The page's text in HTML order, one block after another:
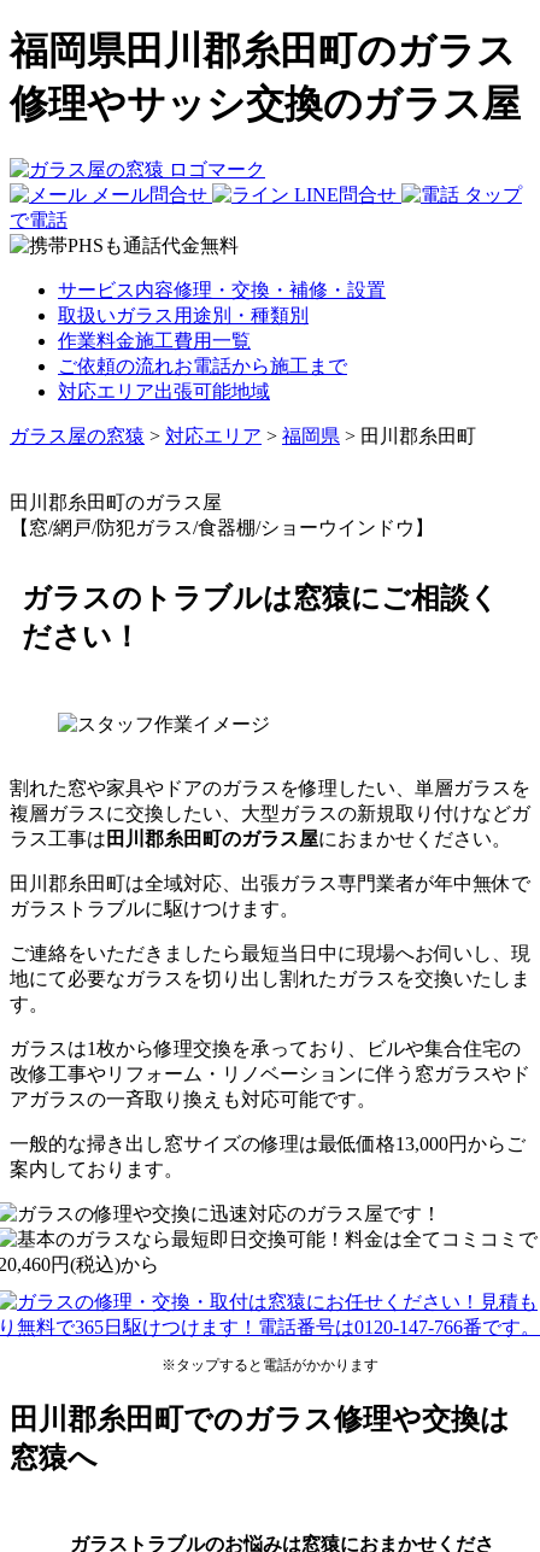
福岡県田川郡糸田町のガラス
修理やサッシ交換のガラス屋
メール問合せ LINE問合せ
タップ
で電話
サービス内容修理・交換・補修・設置
取扱いガラス 用途別・種類別
作業料金施工費用一覧
ご依頼の流れお電話から施工まで
対応エリア出張可能地域
ガラス屋の窓猿 > 対応エリア > 福岡県 > 田川郡糸田町
田川郡糸田町のガラス屋
【窓/網戸/防犯ガラス/食器棚/ショーウインドウ】
ガラスのトラブルは窓猿にご相談く
ださい！
割れた窓や家具やドアのガラスを修理したい、単層ガラスを
複層ガラスに交換したい、大型ガラスの新規取り付けなどガ
ラス工事は 田川郡糸田町のガラス屋におまかせください。
田川郡糸田町は全域対応、出張ガラス専門業者が年中無休で
ガラストラブルに駆けつけます。
ご連絡をいただきましたら最短当日中に現場へお伺いし、現
地にて必要なガラスを切り出し割れたガラスを交換いたしま
す。
ガラスは1枚から修理交換を承っており、ビルや集合住宅の
改修工事やリフォーム・リノベーションに伴う窓ガラスやド
アガラスの一斉取り換えも対応可能です。
一般的な掃き出し窓サイズの修理は最低価格13,000円からご
案内しております。
※タップすると電話がかかります
田川郡糸田町でのガラス修理や交換は
窓猿へ
ガラストラブルのお悩みは窓猿におまかせくださ